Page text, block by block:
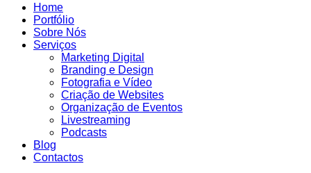
Home
Portfólio
Sobre Nós
Serviços
Marketing Digital
Branding e Design
Fotografia e Vídeo
Criação de Websites
Organização de Eventos
Livestreaming
Podcasts
Blog
Contactos
06:47